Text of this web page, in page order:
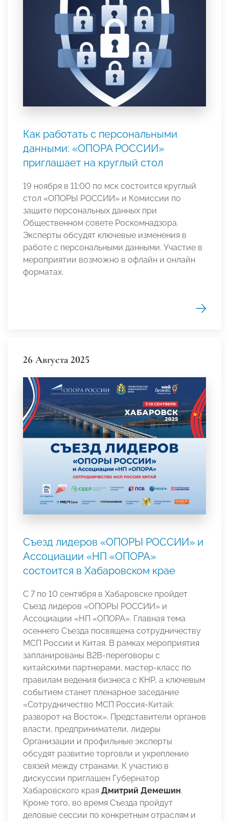
Как работать с персональными
данными: «ОПОРА РОССИИ»
приглашает на круглый стол
19 ноября в 11:00 по мск состоится круглый
стол «ОПОРЫ РОССИИ» и Комиссии по
защите персональных данных при
Общественном совете Роскомнадзора.
Эксперты обсудят ключевые изменения в
работе с персональными данными. Участие в
мероприятии возможно в офлайн и онлайн
форматах.
26 Августа 2025
Съезд лидеров «ОПОРЫ РОССИИ» и
Ассоциации «НП «ОПОРА»
состоится в Хабаровском крае
С 7 по 10 сентября в Хабаровске пройдет
Съезд лидеров «ОПОРЫ РОССИИ» и
Ассоциации «НП «ОПОРА». Главная тема
осеннего Съезда посвящена сотрудничеству
МСП России и Китая. В рамках мероприятия
запланированы B2B-переговоры с
китайскими партнерами, мастер-класс по
правилам ведения бизнеса с КНР, а ключевым
событием станет пленарное заседание
«Сотрудничество МСП Россия-Китай:
разворот на Восток». Представители органов
власти, предприниматели, лидеры
Организации и профильные эксперты
обсудят развитие торговли и укрепление
связей между странами. К участию в
дискуссии приглашен Губернатор
Хабаровского края Дмитрий Демешин.
Кроме того, во время Съезда пройдут
деловые сессии по конкретным отраслям и